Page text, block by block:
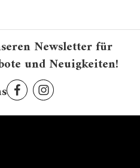
Newsletter für
und Neuigkeiten!